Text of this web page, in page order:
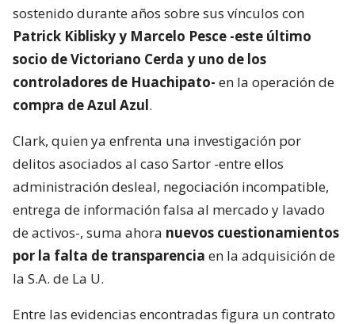
sostenido durante años sobre sus vínculos con
Patrick Kiblisky y Marcelo Pesce -este último
socio de Victoriano Cerda y uno de los
controladores de Huachipato- en la operación de
compra de Azul Azul.
Clark, quien ya enfrenta una investigación por
delitos asociados al caso Sartor -entre ellos
administración desleal, negociación incompatible,
entrega de información falsa al mercado y lavado
de activos-, suma ahora nuevos cuestionamientos
por la falta de transparencia en la adquisición de
la S.A. de La U.
Entre las evidencias encontradas figura un contrato